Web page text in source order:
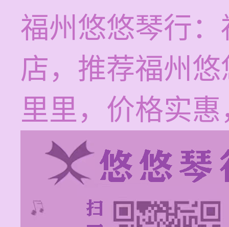
福州悠悠琴行
店，推荐福州
里里，价格实